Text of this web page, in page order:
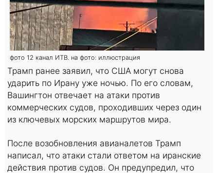
фото 12 канал ИТВ. на фото: иллюстрация
Трамп ранее заявил, что США могут снова
ударить по Ирану уже ночью. По его словам,
Вашингтон отвечает на атаки против
коммерческих судов, проходивших через один
из ключевых морских маршрутов мира.
После возобновления авианалетов Трамп
написал, что атаки стали ответом на иранские
действия против судов. Он предупредил, что